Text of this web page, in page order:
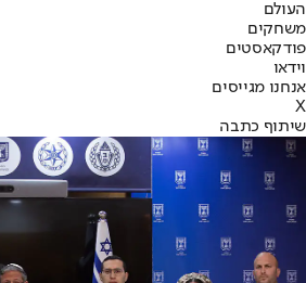
העולם
משחקים
פודקאסטים
וידאו
אנחנו מגייסים
X
שיתוף כתבה